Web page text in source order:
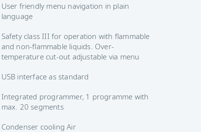
User friendly menu navigation in plain
language
Safety class III for operation with flammable
and non-flammable liquids. Over-
temperature cut-out adjustable via menu
USB interface as standard
Integrated programmer, 1 programme with
max. 20 segments
Condenser cooling Air